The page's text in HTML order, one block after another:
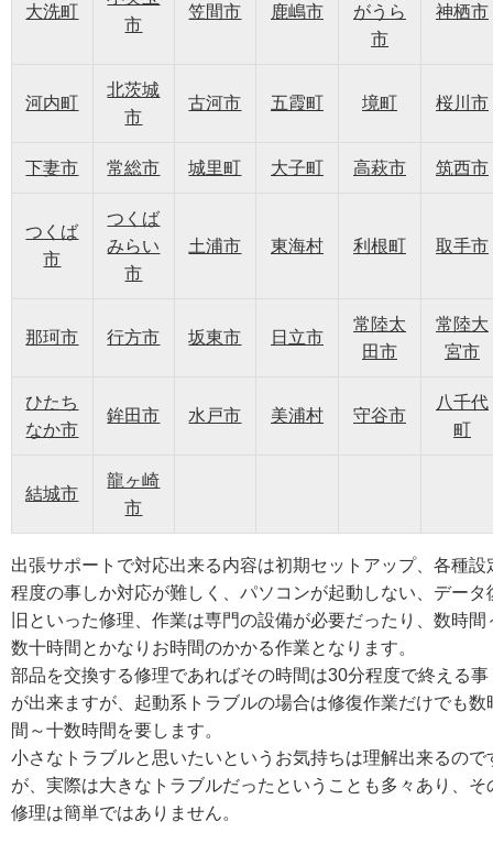
大洗町
市
笠間市 鹿嶋市
がうら
市
神栖市
河内町
北茨城
市
古河市 五霞町 境町 桜川市
下妻市 常総市 城里町 大子町 高萩市 筑西市
つくば
市
つくば
みらい
市
土浦市 東海村 利根町 取手市
那珂市 行方市 坂東市 日立市
常陸太
田市
常陸大
宮市
ひたち
なか市
鉾田市 水戸市 美浦村 守谷市
八千代
町
結城市
龍ヶ崎
市
出張サポートで対応出来る内容は初期セットアップ、各種設
程度の事しか対応が難しく、パソコンが起動しない、データ
旧といった修理、作業は専門の設備が必要だったり、数時間
数十時間とかなりお時間のかかる作業となります。
部品を交換する修理であればその時間は30分程度で終える事
が出来ますが、起動系トラブルの場合は修復作業だけでも数
間～十数時間を要します。
小さなトラブルと思いたいというお気持ちは理解出来るので
が、実際は大きなトラブルだったということも多々あり、そ
修理は簡単ではありません。